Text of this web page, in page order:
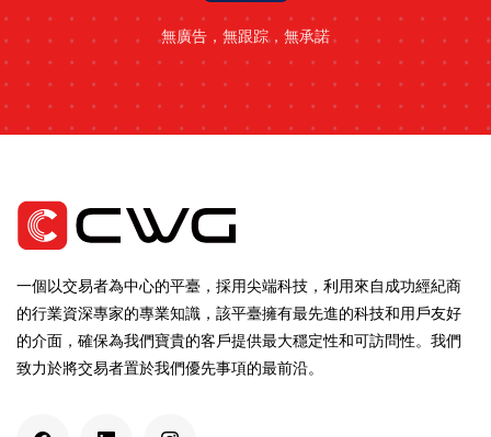
無廣告，無跟踪，無承諾
一個以交易者為中心的平臺，採用尖端科技，利用來自成功經紀商
的行業資深專家的專業知識，該平臺擁有最先進的科技和用戶友好
的介面，確保為我們寶貴的客戶提供最大穩定性和可訪問性。我們
致力於將交易者置於我們優先事項的最前沿。